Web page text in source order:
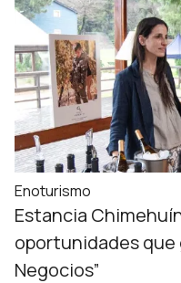
Enoturismo
Estancia
oportunidades que
Negocios”